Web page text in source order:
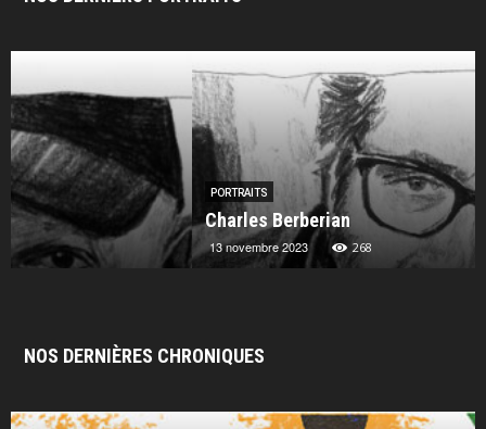
PORTRAITS
Charles Berberian
13 novembre 2023 268
NOS DERNIÈRES CHRONIQUES